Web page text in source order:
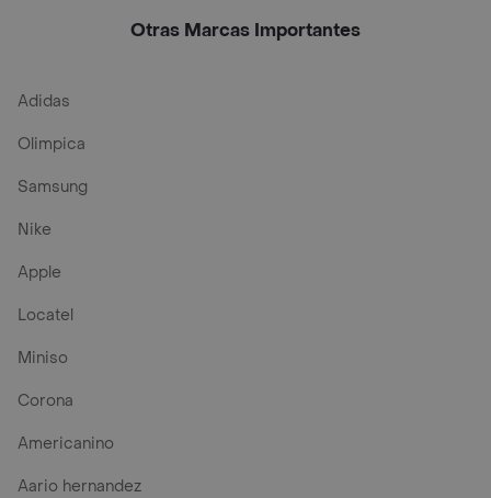
Otras Marcas Importantes
Adidas
Olimpica
Samsung
Nike
Apple
Locatel
Miniso
Corona
Americanino
Aario hernandez